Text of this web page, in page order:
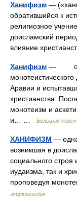
Ханифизм —
обратившийся к
религиозное
доисламский
влияние
Ханифизм — одна
Аравии и
христианства.
монотеизм и
и… …
Большая
ХАНИФИЗМ —
возникшая в
социального
иудаизма, так и
проповедуя
энциклопедия